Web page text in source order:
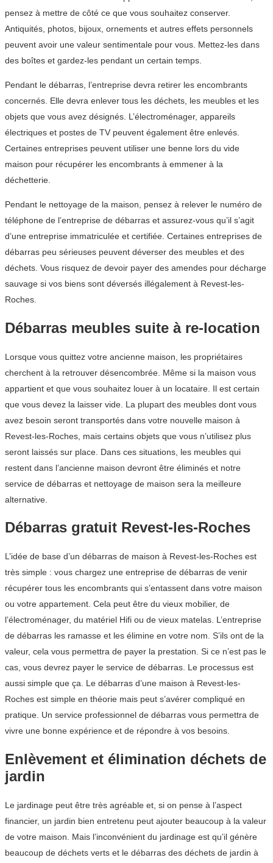
pensez à mettre de côté ce que vous souhaitez conserver.
Antiquités, photos, bijoux, ornements et autres effets personnels
peuvent avoir une valeur sentimentale pour vous. Mettez-les dans
des boîtes et gardez-les pendant un certain temps.
Pendant le débarras, l’entreprise devra retirer les encombrants
concernés. Elle devra enlever tous les déchets, les meubles et les
objets que vous avez désignés. L’électroménager, appareils
électriques et postes de TV peuvent également être enlevés.
Certaines entreprises peuvent utiliser une benne lors du vide
maison pour récupérer les encombrants à emmener à la
déchetterie.
Pendant le nettoyage de la maison, pensez à relever le numéro de
téléphone de l’entreprise de débarras et assurez-vous qu’il s’agit
d’une entreprise immatriculée et certifiée. Certaines entreprises de
débarras peu sérieuses peuvent déverser des meubles et des
déchets. Vous risquez de devoir payer des amendes pour décharge
sauvage si vos biens sont déversés illégalement à Revest-les-
Roches.
Débarras meubles suite à re-location
Lorsque vous quittez votre ancienne maison, les propriétaires
cherchent à la retrouver désencombrée. Même si la maison vous
appartient et que vous souhaitez louer à un locataire. Il est certain
que vous devez la laisser vide. La plupart des meubles dont vous
avez besoin seront transportés dans votre nouvelle maison à
Revest-les-Roches, mais certains objets que vous n’utilisez plus
seront laissés sur place. Dans ces situations, les meubles qui
restent dans l’ancienne maison devront être éliminés et notre
service de débarras et nettoyage de maison sera la meilleure
alternative.
Débarras gratuit Revest-les-Roches
L’idée de base d’un débarras de maison à Revest-les-Roches est
très simple : vous chargez une entreprise de débarras de venir
récupérer tous les encombrants qui s’entassent dans votre maison
ou votre appartement. Cela peut être du vieux mobilier, de
l’électroménager, du matériel Hifi ou de vieux matelas. L’entreprise
de débarras les ramasse et les élimine en votre nom. S’ils ont de la
valeur, cela vous permettra de payer la prestation. Si ce n’est pas le
cas, vous devrez payer le service de débarras. Le processus est
aussi simple que ça. Le débarras d’une maison à Revest-les-
Roches est simple en théorie mais peut s’avérer compliqué en
pratique. Un service professionnel de débarras vous permettra de
vivre une bonne expérience et de répondre à vos besoins.
Enlèvement et élimination déchets de
jardin
Le jardinage peut être très agréable et, si on pense à l’aspect
financier, un jardin bien entretenu peut ajouter beaucoup à la valeur
de votre maison. Mais l’inconvénient du jardinage est qu’il génère
beaucoup de déchets verts et le débarras des déchets de jardin à